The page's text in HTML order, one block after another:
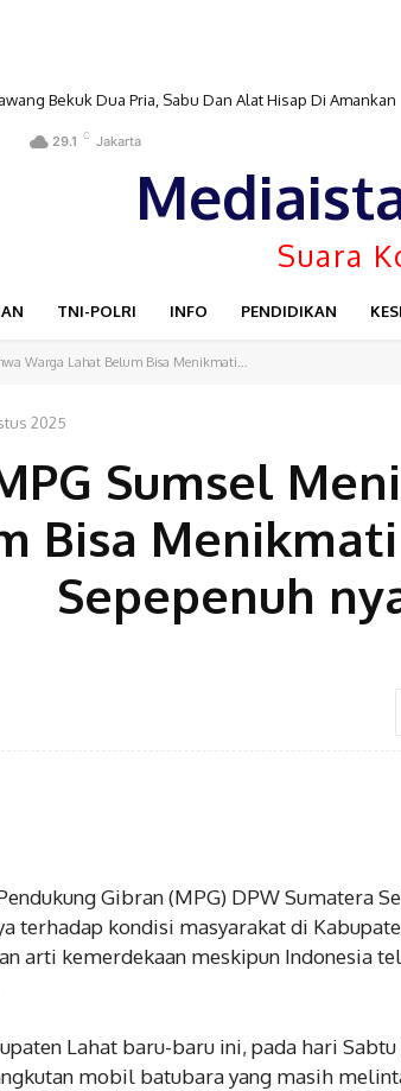
Bekuk Dua Pria, Sabu Dan Alat Hisap Di Amankan
29.1 C Jakarta
Suara
TNI-POLRI INFO PENDIDIKAN
Warga Lahat Belum Bisa Menikmati...
2025
Sumsel
Bisa
Sepepenuh
Gibran (MPG) DPW Sumatera
terhadap kondisi masyarakat di
arti kemerdekaan meskipun Indonesia
Lahat baru-baru ini, pada hari
mobil batubara yang masih